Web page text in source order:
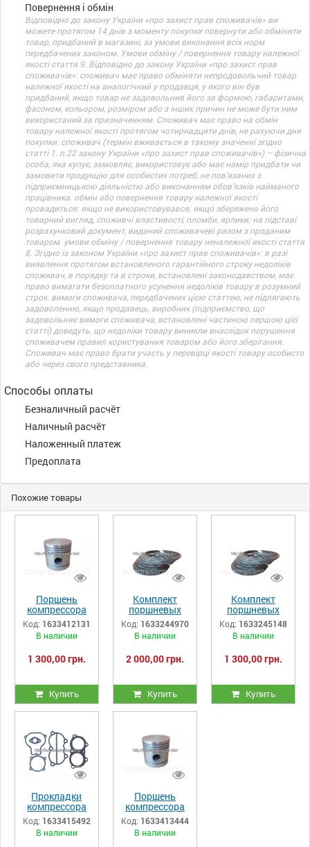
Повернення і обмін
Відповідно до закону України «про захист прав споживачів» ви
можете протягом 14 днів з моменту покупки повернути або обміняти
товар, придбаний в магазині, за умови виконання всіх норм
передбачених законом. Умови обміну / повернення товару належної
якості стаття 9. Відповідно до закону України «про захист прав
споживачів»: споживач має право обміняти непродовольчий товар
належної якості на аналогічний у продавця, у якого він був
придбаний, якщо товар не задовольнив його за формою, габаритами,
фасоном, кольором, розміром або з інших причин не може бути ним
використаний за призначенням. Споживач має право на обмін
товару належної якості протягом чотирнадцяти днів, не рахуючи дня
покупки. споживач (термін вживається в такому значенні згідно
статті 1. п.22 закону України «про захист прав споживачів») – фізична
особа, яка купує, замовляє, використовує або має намір придбати чи
замовити продукцію для особистих потреб, не пов’язаних з
підприємницькою діяльністю або виконанням обов’язків найманого
працівника. обмін або повернення товару належної якості
провадиться: якщо не використовувався; якщо збережено його
товарний вигляд, споживчі властивості, пломби, ярлики; на підставі
розрахунковий документ, виданий споживачеві разом з проданим
товаром. умови обміну / повернення товару неналежної якості стаття
8. Згідно із законом України «про захист прав споживачів»: в разі
виявлення протягом встановленого гарантійного строку недоліків
споживач, в порядку та в строки, встановлені законодавством, має
право вимагати безоплатного усунення недоліків товару в розумний
строк. вимоги споживача, передбачених цією статтею, не підлягають
задоволенню, якщо продавець, виробник (підприємство, що
задовольняє вимоги споживача, встановлені частиною першою цієї
статті) доведуть, що недоліки товару виникли внаслідок порушення
споживачем правил користування товаром або його зберігання.
Споживач має право брати участь у перевірці якості товару особисто
або через свого представника.
Способы оплаты
Безналичный расчёт
Наличный расчёт
Наложенный платеж
Предоплата
Похожие товары
Поршень
компрессора
У43102А д.
81,88
Код: 1633412131
В наличии
1 300,00 грн.
Купить
Комплект
поршневых
колец У43102А
(д. 81,88)
Код: 1633244970
В наличии
2 000,00 грн.
Купить
Комплект
поршневых
колец У43102А
(д. 82,5)
Код: 1633245148
В наличии
1 300,00 грн.
Купить
Прокладки
компрессора
У43102А
Код: 1633415492
В наличии
Поршень
компрессора
У43102А д.
82,5
Код: 1633413444
В наличии